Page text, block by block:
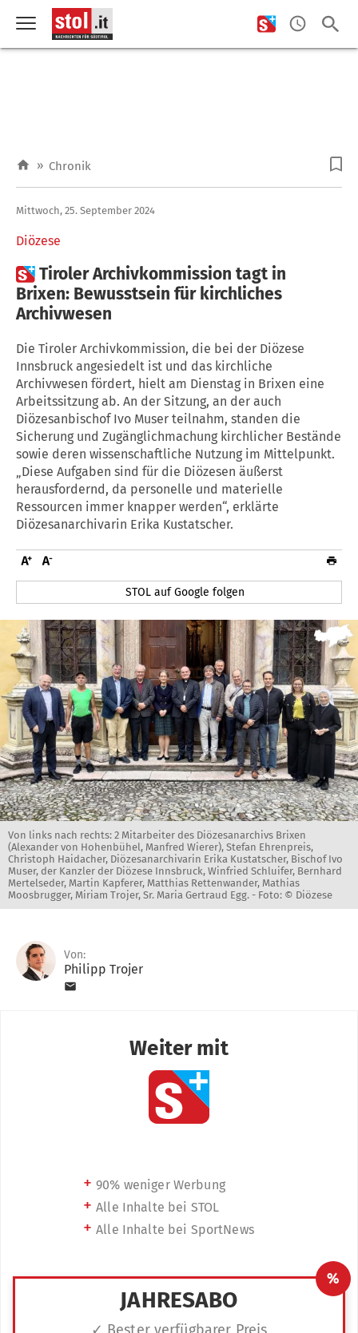
» Chronik
Diözese
Mittwoch, 25. September 2024
Tiroler Archivkommission tagt in
Brixen: Bewusstsein für kirchliches
Archivwesen
Die Tiroler Archivkommission, die bei der Diözese
Innsbruck angesiedelt ist und das kirchliche
Archivwesen fördert, hielt am Dienstag in Brixen eine
Arbeitssitzung ab. An der Sitzung, an der auch
Diözesanbischof Ivo Muser teilnahm, standen die
Sicherung und Zugänglichmachung kirchlicher Bestände
sowie deren wissenschaftliche Nutzung im Mittelpunkt.
„Diese Aufgaben sind für die Diözesen äußerst
herausfordernd, da personelle und materielle
Ressourcen immer knapper werden“, erklärte
Diözesanarchivarin Erika Kustatscher.
STOL auf Google folgen
Von links nach rechts: 2 Mitarbeiter des Diözesanarchivs Brixen
(Alexander von Hohenbühel, Manfred Wierer), Stefan Ehrenpreis,
Christoph Haidacher, Diözesanarchivarin Erika Kustatscher, Bischof Ivo
Muser, der Kanzler der Diözese Innsbruck, Winfried Schluifer, Bernhard
Mertelseder, Martin Kapferer, Matthias Rettenwander, Mathias
Moosbrugger, Miriam Trojer, Sr. Maria Gertraud Egg. - Foto: © Diözese
Von:
Philipp Trojer